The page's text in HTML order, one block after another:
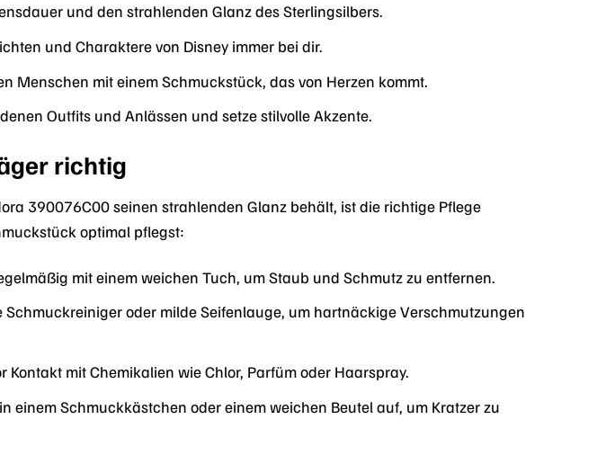
und den strahlenden Glanz des Sterlingsilbers.
und Charaktere von Disney immer bei dir.
Menschen mit einem Schmuckstück, das von Herzen kommt.
Outfits und Anlässen und setze stilvolle Akzente.
richtig
390076C00 seinen strahlenden Glanz behält, ist die richtige Pflege
optimal pflegst:
mit einem weichen Tuch, um Staub und Schmutz zu entfernen.
Schmuckreiniger oder milde Seifenlauge, um hartnäckige Verschmutzungen
Kontakt mit Chemikalien wie Chlor, Parfüm oder Haarspray.
einem Schmuckkästchen oder einem weichen Beutel auf, um Kratzer zu